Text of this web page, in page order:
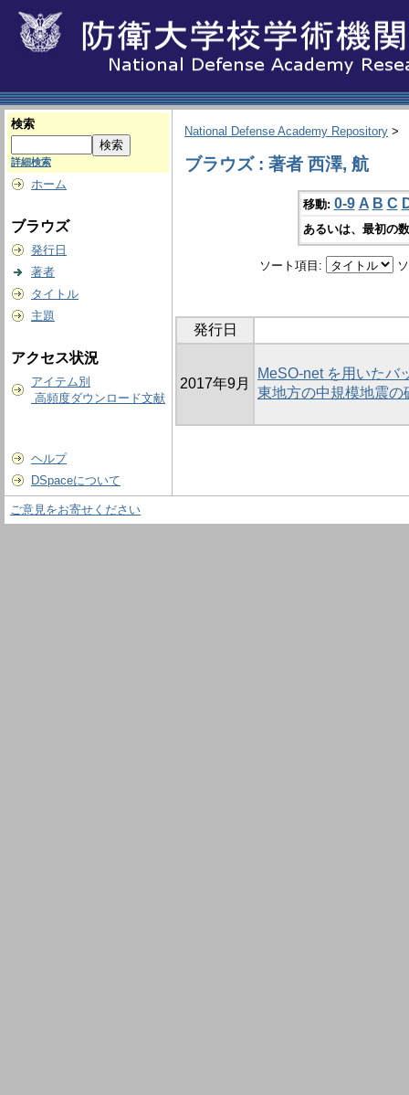
検索
詳細検索
ホーム
ブラウズ
発行日
著者
タイトル
主題
アクセス状況
アイテム別
高頻度ダウンロード文献
ヘルプ
DSpaceについて
National Defense Academy Repository >
ブラウズ : 著者 西澤, 航
移動: 0-9 A B C
あるいは、最初の
ソート項目:
発行日
2017年9月
MeSO-net を用いたバ
東地方の中規模地震の
ご意見をお寄せください